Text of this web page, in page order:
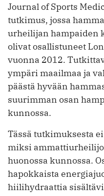
Journal of Sports
tutkimus, jossa
urheilijan hampaiden
olivat osallistuneet
vuonna 2012.
ympäri maailmaa ja
päästä hyvään
suurimman osan
kunnossa.
Tässä tutkimuksesta
miksi
huonossa kunnossa.
hapokkaista
hiilihydraattia